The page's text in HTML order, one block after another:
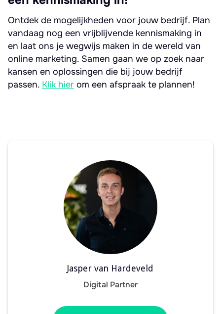
Ontdek de mogelijkheden voor jouw bedrijf. Plan
vandaag nog een vrijblijvende kennismaking in
en laat ons je wegwijs maken in de wereld van
online marketing. Samen gaan we op zoek naar
kansen en oplossingen die bij jouw bedrijf
passen. Klik hier om een afspraak te plannen!
Jasper van Hardeveld
Digital Partner